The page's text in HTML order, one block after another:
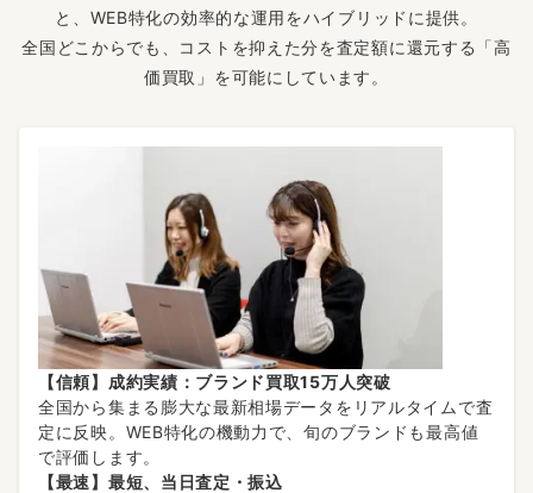
と、WEB特化の効率的な運用をハイブリッドに提供。
全国どこからでも、コストを抑えた分を査定額に還元する「高
価買取」を可能にしています。
【信頼】成約実績：ブランド買取15万人突破
全国から集まる膨大な最新相場データをリアルタイムで査
定に反映。WEB特化の機動力で、旬のブランドも最高値
で評価します。
【最速】最短、当日査定・振込